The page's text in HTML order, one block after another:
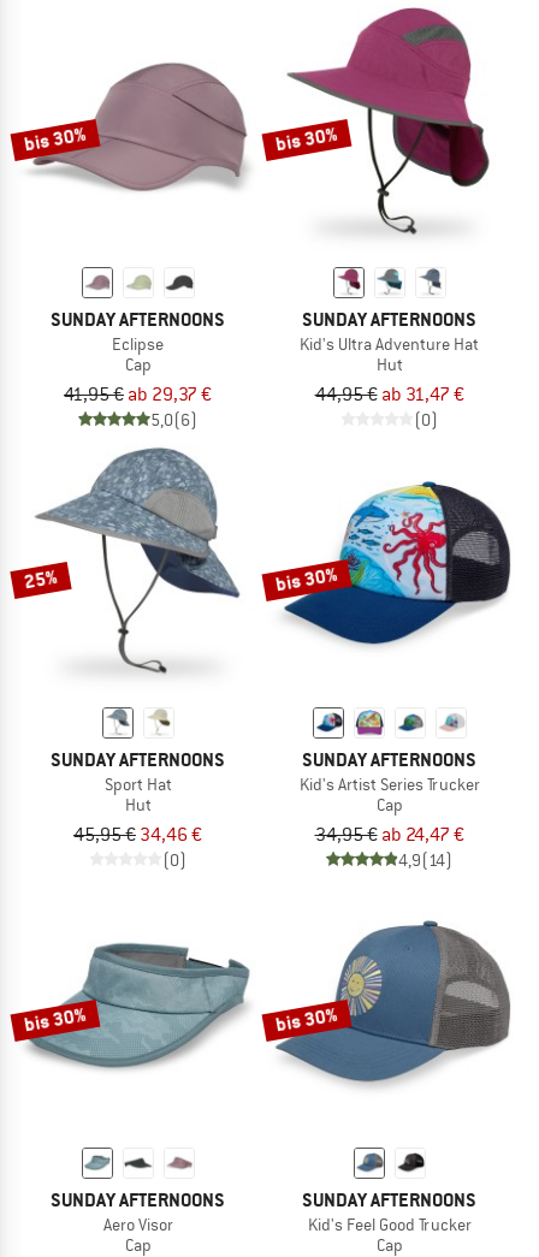
bis 30%
SUNDAY AFTERNOONS
Eclipse
Cap
41,95 € ab 29,37 €
5,0(6)
bis 30%
SUNDAY AFTERNOONS
Kid's Ultra Adventure Hat
Hut
44,95 € ab 31,47 €
(0)
25%
SUNDAY AFTERNOONS
Sport Hat
Hut
45,95 € 34,46 €
(0)
bis 30%
SUNDAY AFTERNOONS
Kid's Artist Series Trucker
Cap
34,95 € ab 24,47 €
4,9(14)
bis 30%
SUNDAY AFTERNOONS
Aero Visor
Cap
bis 30%
SUNDAY AFTERNOONS
Kid's Feel Good Trucker
Cap